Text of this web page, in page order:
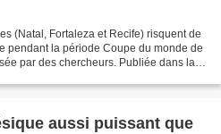
(Natal, Fortaleza et Recife) risquent de
pendant la période Coupe du monde de
par des chercheurs. Publiée dans la
aussi puissant que